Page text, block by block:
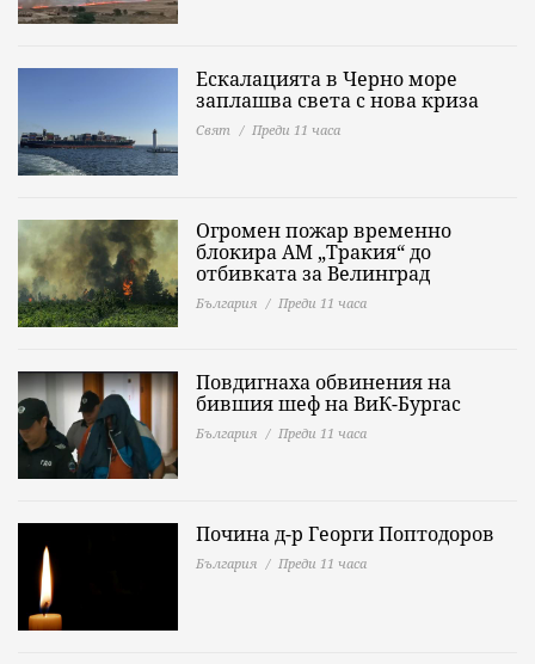
Ескалацията в Черно море
заплашва света с нова криза
Свят Преди 11 часа
Огромен пожар временно
блокира АМ „Тракия“ до
отбивката за Велинград
България Преди 11 часа
Повдигнаха обвинения на
бившия шеф на ВиК-Бургас
България Преди 11 часа
Почина д-р Георги Поптодоров
България Преди 11 часа